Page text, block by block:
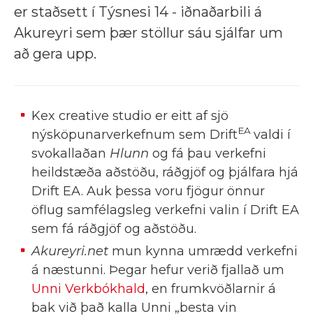
er staðsett í Týsnesi 14 - iðnaðarbili á
Akureyri sem þær stöllur sáu sjálfar um
að gera upp.
Kex creative studio er eitt af sjö
nýsköpunarverkefnum sem DriftEA valdi í
svokallaðan Hlunn og fá þau verkefni
heildstæða aðstöðu, ráðgjöf og þjálfara hjá
Drift EA. Auk þessa voru fjögur önnur
öflug samfélagsleg verkefni valin í Drift EA
sem fá ráðgjöf og aðstöðu.
Akureyri.net mun kynna umrædd verkefni
á næstunni. Þegar hefur verið fjallað um
Unni Verkbókhald, en frumkvöðlarnir á
bak við það kalla Unni „besta vin